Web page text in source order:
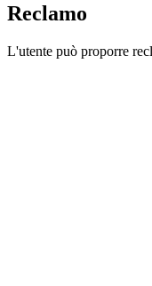
Reclamo
L'utente può proporre